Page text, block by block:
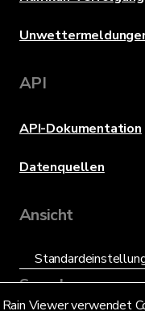
Rain Viewer verwendet
API
API-Dokumentation
Datenquellen
Ansicht
Sprache